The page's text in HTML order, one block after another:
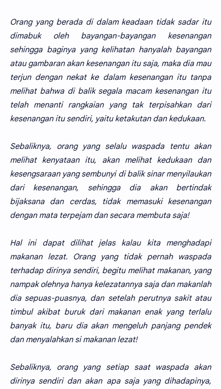
Orang yang berada di dalam keadaan tidak sadar itu
dimabuk oleh bayangan-bayangan kesenangan
sehingga baginya yang kelihatan hanyalah bayangan
atau gambaran akan kesenangan itu saja, maka dia mau
terjun dengan nekat ke dalam kesenangan itu tanpa
melihat bahwa di balik segala macam kesenangan itu
telah menanti rangkaian yang tak terpisahkan dari
kesenangan itu sendiri, yaitu ketakutan dan kedukaan.
Sebaliknya, orang yang selalu waspada tentu akan
melihat kenyataan itu, akan melihat kedukaan dan
kesengsaraan yang sembunyi di balik sinar menyilaukan
dari kesenangan, sehingga dia akan bertindak
bijaksana dan cerdas, tidak memasuki kesenangan
dengan mata terpejam dan secara membuta saja!
Hal ini dapat dilihat jelas kalau kita menghadapi
makanan lezat. Orang yang tidak pernah waspada
terhadap dirinya sendiri, begitu melihat makanan, yang
nampak olehnya hanya kelezatannya saja dan makanlah
dia sepuas-puasnya, dan setelah perutnya sakit atau
timbul akibat buruk dari makanan enak yang terlalu
banyak itu, baru dia akan mengeluh panjang pendek
dan menyalahkan si makanan lezat!
Sebaliknya, orang yang setiap saat waspada akan
dirinya sendiri dan akan apa saja yang dihadapinya,